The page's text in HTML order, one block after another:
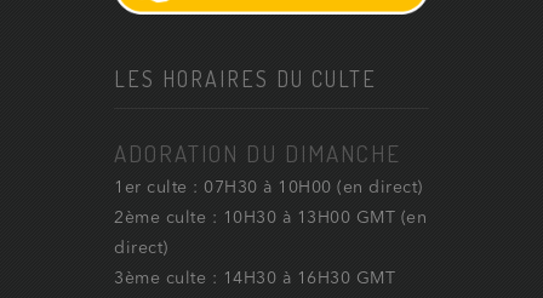
LES HORAIRES DU CULTE
ADORATION DU DIMANCHE
1er culte : 07H30 à 10H00 (en direct)
2ème culte : 10H30 à 13H00 GMT (en
direct)
3ème culte : 14H30 à 16H30 GMT